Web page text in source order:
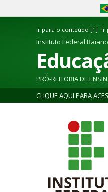
Ir para o conteúdo [1] Ir
Instituto Federal Baiano
PRÓ-REITORIA DE
CLIQUE AQUI PARA